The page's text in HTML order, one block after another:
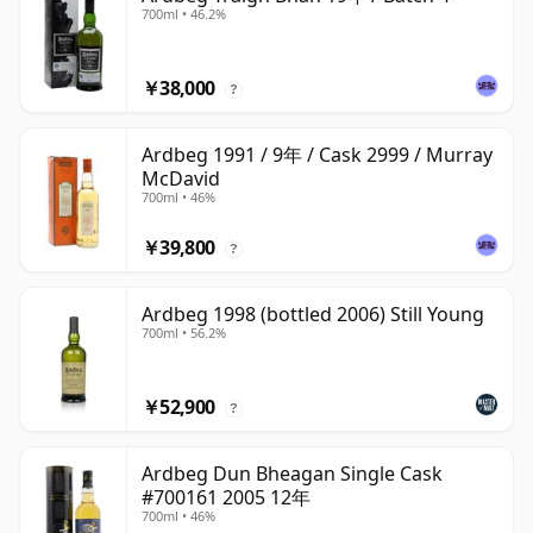
700ml • 46.2%
￥38,000 ?
Ardbeg 1991 / 9年 / Cask 2999 / Murray
McDavid
700ml • 46%
￥39,800 ?
Ardbeg 1998 (bottled 2006) Still Young
700ml • 56.2%
￥52,900 ?
Ardbeg Dun Bheagan Single Cask
#700161 2005 12年
700ml • 46%